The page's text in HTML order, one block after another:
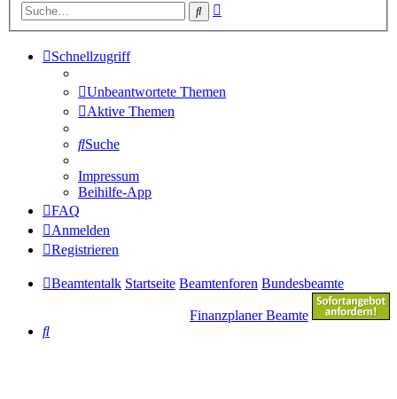
Suche
Schnellzugriff
Unbeantwortete Themen
Aktive Themen
Suche
Impressum
Beihilfe-App
FAQ
Anmelden
Registrieren
Beamtentalk Startseite Beamtenforen Bundesbeamte
Finanzplaner Beamte
Suche